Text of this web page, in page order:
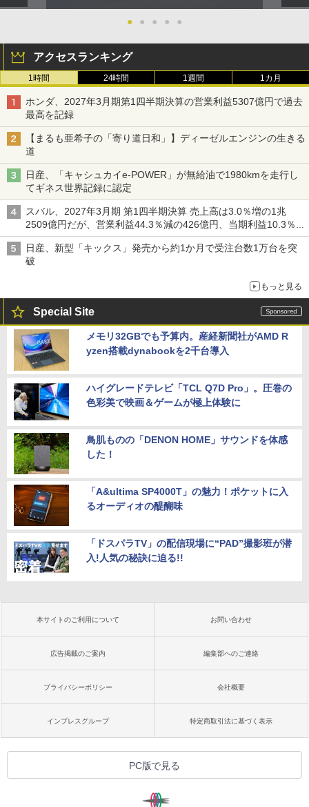
● ● ● ● ●
アクセスランキング
1時間 24時間 1週間 1カ月
ホンダ、2027年3月期第1四半期決算の営業利益5307億円で過去
最高を記録
【まるも亜希子の「寄り道日和」】ディーゼルエンジンの生きる
道
日産、「キャシュカイe-POWER」が無給油で1980kmを走行し
てギネス世界記録に認定
スバル、2027年3月期 第1四半期決算 売上高は3.0％増の1兆
2509億円だが、営業利益44.3％減の426億円、当期利益10.3％減
の492億円で増収減益
日産、新型「キックス」発売から約1か月で受注台数1万台を突
破
もっと見る
Special Site
メモリ32GBでも予算内。産経新聞社がAMD R
yzen搭載dynabookを2千台導入
ハイグレードテレビ「TCL Q7D Pro」。圧巻の
色彩美で映画＆ゲームが極上体験に
鳥肌ものの「DENON HOME」サウンドを体感
した！
「A&ultima SP4000T」の魅力！ポケットに入
るオーディオの醍醐味
「ドスパラTV」の配信現場に“PAD”撮影班が潜
入!人気の秘訣に迫る!!
本サイトのご利用について お問い合わせ
広告掲載のご案内 編集部へのご連絡
プライバシーポリシー 会社概要
インプレスグループ 特定商取引法に基づく表示
PC版で見る